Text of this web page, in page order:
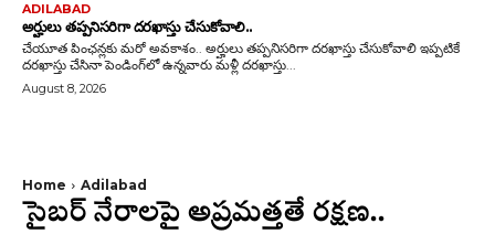
ADILABAD
అర్హులు తప్పనిసరిగా దరఖాస్తు చేసుకోవాలి..
చేయూత పింఛన్లకు మరో అవకాశం.. అర్హులు తప్పనిసరిగా దరఖాస్తు చేసుకోవాలి ఇప్పటికే
దరఖాస్తు చేసినా పెండింగ్‌లో ఉన్నవారు మళ్లీ దరఖాస్తు...
August 8, 2026